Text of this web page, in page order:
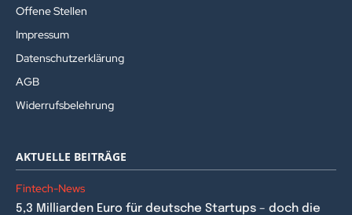
Offene Stellen
Impressum
Datenschutzerklärung
AGB
Widerrufsbelehrung
AKTUELLE BEITRÄGE
Fintech-News
5,3 Milliarden Euro für deutsche Startups – doch die